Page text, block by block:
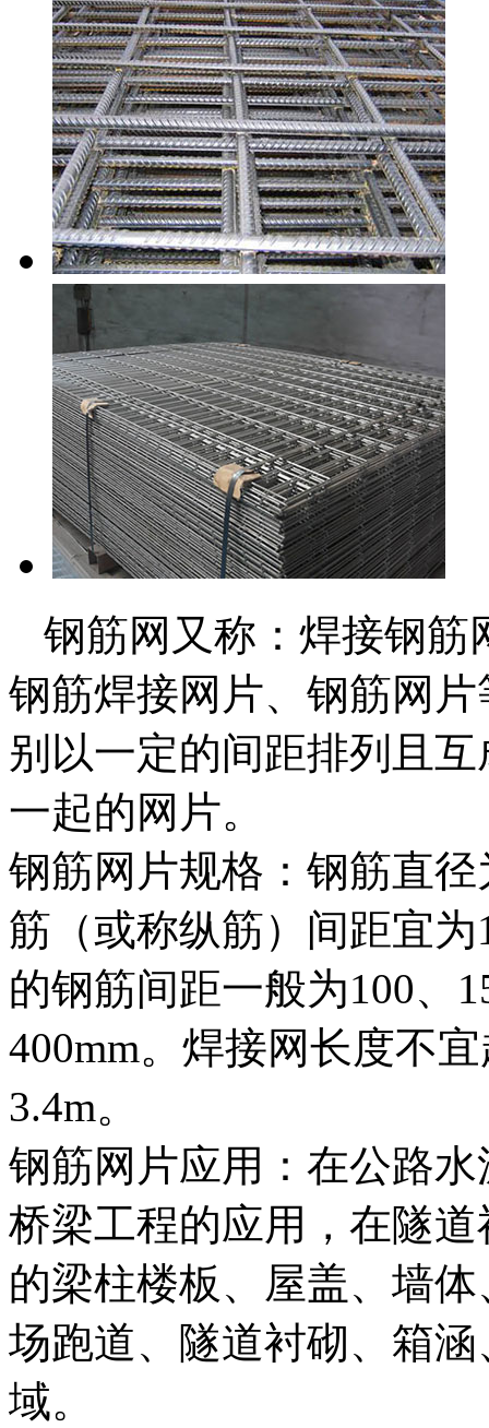
钢筋网又称：焊接钢筋
钢筋焊接网片、钢筋网
别以一定的间距排列且
一起的网片。
钢筋网片规格：钢筋直
筋（或称纵筋）间距宜为
的钢筋间距一般为100、
400mm。焊接网长度不
3.4m。
钢筋网片应用：在公路
桥梁工程的应用，在隧
的梁柱楼板、屋盖、墙
场跑道、隧道衬砌、箱
域。